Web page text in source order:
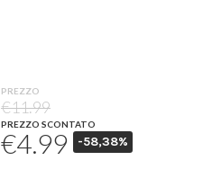
PREZZO
€11.99
PREZZO SCONTATO
€4.99 -58,38%